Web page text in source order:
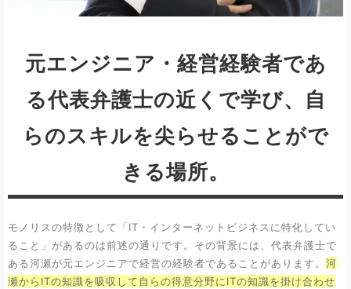
元エンジニア・経営経験者であ
る代表弁護士の近くで学び、自
らのスキルを尖らせることがで
きる場所。
モノリスの特徴として「IT・インターネットビジネスに特化してい
ること」があるのは前述の通りです。その背景には、代表弁護士で
ある河瀬が元エンジニアで経営の経験者であることがあります。 河
瀬からITの知識を吸収して自らの得意分野にITの知識を掛け合わせ